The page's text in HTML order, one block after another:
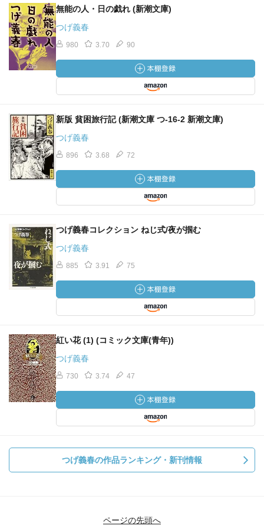
無能の人・日の戯れ (新潮文庫)
つげ義春
980 3.70 90
新版 貧困旅行記 (新潮文庫 つ-16-2 新潮文庫)
つげ義春
896 3.68 72
つげ義春コレクション ねじ式/夜が掴む
つげ義春
885 3.91 75
紅い花 (1) (コミック文庫(青年))
つげ義春
730 3.74 47
つげ義春の作品ランキング・新刊情報
ページの先頭へ